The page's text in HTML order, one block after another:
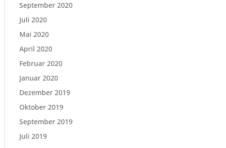
September 2020
Juli 2020
Mai 2020
April 2020
Februar 2020
Januar 2020
Dezember 2019
Oktober 2019
September 2019
Juli 2019